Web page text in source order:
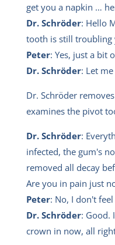
get you a napkin …
Dr. Schröder: Hello
tooth is still troubling
Peter: Yes, just a bit
Dr. Schröder: Let
Dr. Schröder
examines the pivot
Dr. Schröder:
infected, the gum's
removed all decay
Are you in pain just
Peter: No, I don't
Dr. Schröder: Good.
crown in now, all